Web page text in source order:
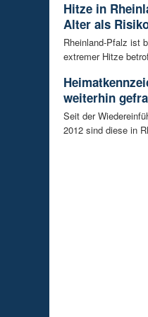
Hitze in
Alter als
Rheinland-Pfalz ist
extremer Hitze
weiterhin
Seit der
2012 sind diese in